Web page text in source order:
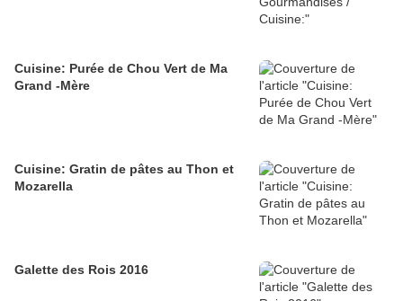
Cuisine: Purée de Chou Vert de Ma
Grand -Mère
Cuisine: Gratin de pâtes au Thon et
Mozarella
Galette des Rois 2016